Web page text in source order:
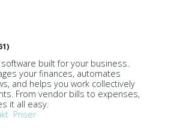
software built for your business.
your finances, automates
and helps you work collectively
From vendor bills to expenses,
it all easy.
Priser